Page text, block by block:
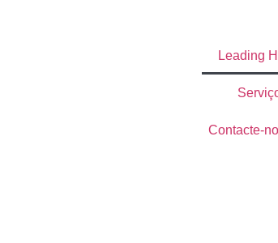
Leading
Contacte-